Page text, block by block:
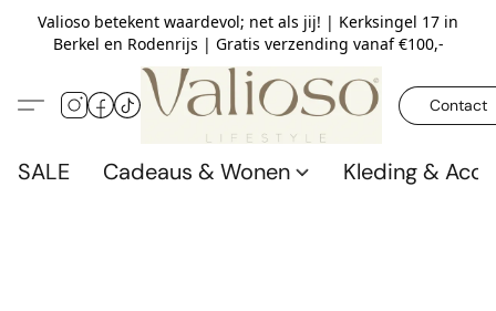
Valioso betekent waardevol; net als jij! | Kerksingel 17 in
Berkel en Rodenrijs | Gratis verzending vanaf €100,-
Contact
SALE Cadeaus & Wonen Kleding &